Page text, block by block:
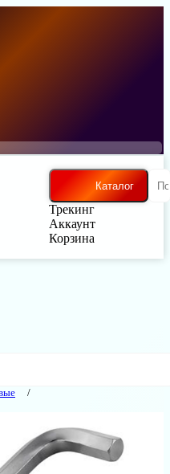
Каталог
Трекинг
Аккаунт
Корзина